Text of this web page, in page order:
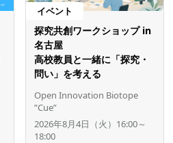
イベント
探究共創ワークショップ in
名古屋
高校教員と一緒に「探究・
問い」を考える
Open Innovation Biotope
”Cue”
2026年8月4日（火）16:00～
18:00